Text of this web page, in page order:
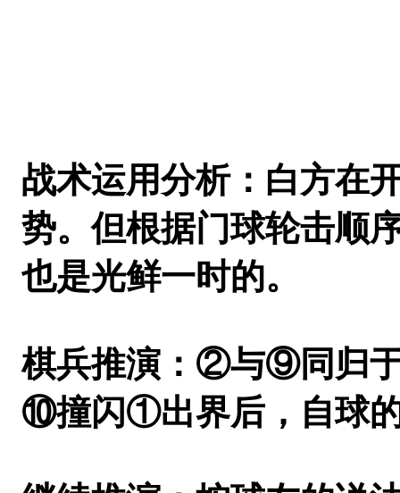
战术运用分析：白方在
势。但根据门球轮击顺
也是光鲜一时的。
棋兵推演：②与⑨同归
⑩撞闪①出界后，自球